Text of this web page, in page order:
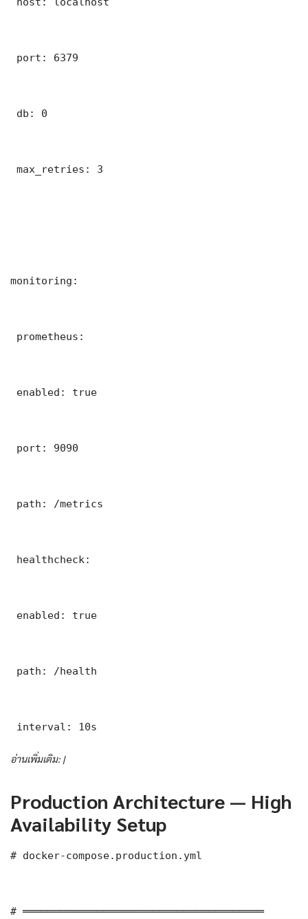
port: 6379
db: 0
max_retries: 3
monitoring:
prometheus:
enabled: true
port: 9090
path: /metrics
healthcheck:
enabled: true
path: /health
interval: 10s
อ่านเพิ่มเติม: |
Production Architecture — High
Availability Setup
# docker-compose.production.yml
# ═══════════════════════════════════════